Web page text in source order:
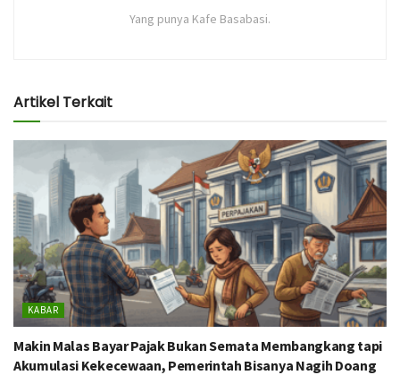
Yang punya Kafe Basabasi.
Artikel Terkait
KABAR
Makin Malas Bayar Pajak Bukan Semata Membangkang tapi
Akumulasi Kekecewaan, Pemerintah Bisanya Nagih Doang